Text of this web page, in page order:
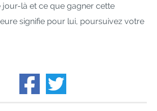
là et ce que gagner cette
signifie pour lui, poursuivez votre